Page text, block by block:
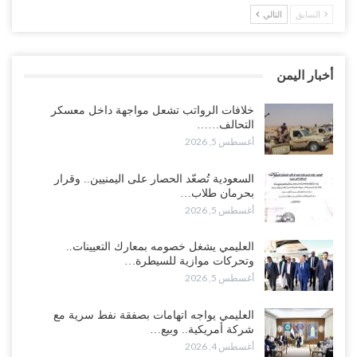
مدير مكتب العليمي يقدم استقالته.. والخلافات تعصف بالرئاسي وصراع
بالتهريب وعينه على المحافظ..!
أغسطس 4, 2026
تعيد تحشيد قواتها في أهم سواحل اليمن على البحر…
أغسطس 4, 2026
“الضالع“| حملة اجتثاث سعودية لأذرع الزبيدي من معقله الأبرز..!
أغسطس 4, 2026
“مقالات“| عِنْدَما يَغِيب الأَقربون.. وَتَضِيق بِلَاد الله الوَاسِعَة.. تَبْقَى صَنْعَاء
هِيَ الحِضْنُ الدَّافِئُ…
أغسطس 4, 2026
السابق التالي
أخبار اليمن
خلافات الرواتب تشعل مواجهة داخل معسكر
التحالف……
أغسطس 5, 2026
السعودية تُصعّد الحصار على اليمنيين.. وقرار
بحرمان طلاب…
أغسطس 5, 2026
العليمي يشغل خصومه بمعارك التعيينات..
وتحركات موازية للسيطرة…
أغسطس 5, 2026
العليمي يواجه اتهامات بصفقة نفط سرية مع
شركة أمريكية.. وبيع…
أغسطس 4, 2026